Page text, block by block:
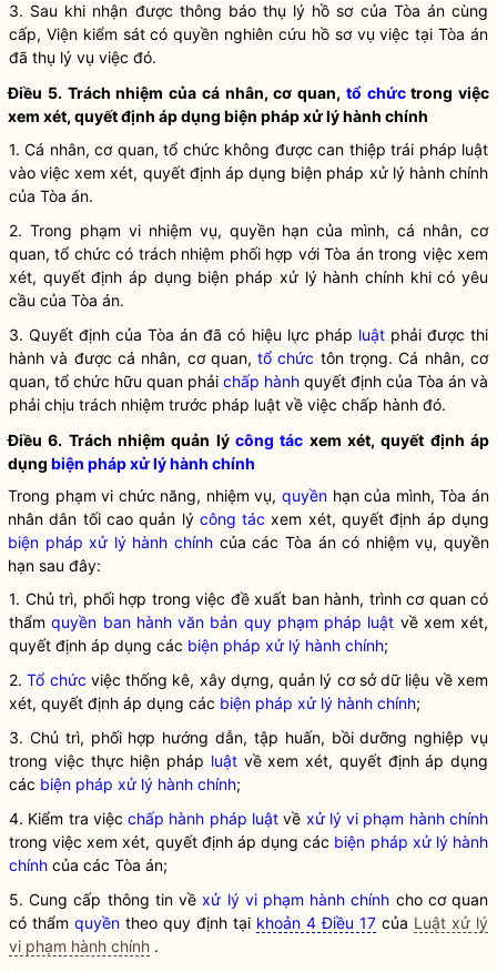
3. Sau khi nhận được thông báo thụ lý hồ sơ của Tòa án cùng
cấp, Viện kiểm sát có quyền nghiên cứu hồ sơ vụ việc tại Tòa án
đã thụ lý vụ việc đó.
Điều 5. Trách nhiệm của cá nhân, cơ quan, tổ chứctrong việc
xem xét, quyết định áp dụng biện pháp xử lý hành chính
1. Cá nhân, cơ quan,tổ chức không được can thiệp trái pháp luật
vào việc xem xét, quyết định áp dụng biện pháp xử lý hành chính
của Tòa án.
2. Trong phạm vi nhiệm vụ, quyềnhạn của mình, cá nhân, cơ
quan,tổ chức có trách nhiệm phối hợp với Tòa án trong việc xem
xét, quyết định áp dụng biện pháp xử lý hành chínhkhi có yêu
cầu của Tòa án.
3. Quyết định của Tòa án đã có hiệu lực pháp luậtphải được thi
hành và được cá nhân, cơ quan,tổ chức tôn trọng. Cá nhân, cơ
quan, tổ chức hữu quan phải chấp hành quyết định của Tòa án và
phải chịu trách nhiệm trước pháp luật về việc chấp hành đó.
Điều 6. Trách nhiệm quản lý công tác xem xét, quyết định áp
dụng biện pháp xử lý hành chính
Trong phạm vi chức năng, nhiệm vụ,quyền hạn của mình, Tòa án
nhân dân tối cao quản lý công tác xem xét, quyết định áp dụng
biện pháp xử lý hành chính của các Tòa án có nhiệm vụ,quyền
hạn sau đây:
1. Chủ trì, phối hợp trong việc đề xuất ban hành, trình cơ quan có
thẩmquyền ban hành văn bản quy phạm pháp luật về xem xét,
quyết định áp dụng các biện pháp xử lý hành chính;
2.Tổ chức việc thống kê, xây dựng, quản lý cơ sở dữ liệu về xem
xét, quyết định áp dụng các biện pháp xử lý hành chính;
3. Chủ trì, phối hợp hướng dẫn, tập huấn, bồi dưỡng nghiệp vụ
trong việc thực hiện pháp luậtvề xem xét, quyết định áp dụng
các biện pháp xử lý hành chính;
4. Kiểm tra việcchấp hành pháp luật về xử lý vi phạm hành chính
trong việc xem xét, quyết định áp dụng các biện pháp xử lý hành
chính của các Tòa án;
5. Cung cấp thông tin vềxử lý vi phạm hành chính cho cơ quan
có thẩm quyền theo quy định tại khoản 4 Điều 17 của Luật xử lý
vi phạm hành chính .